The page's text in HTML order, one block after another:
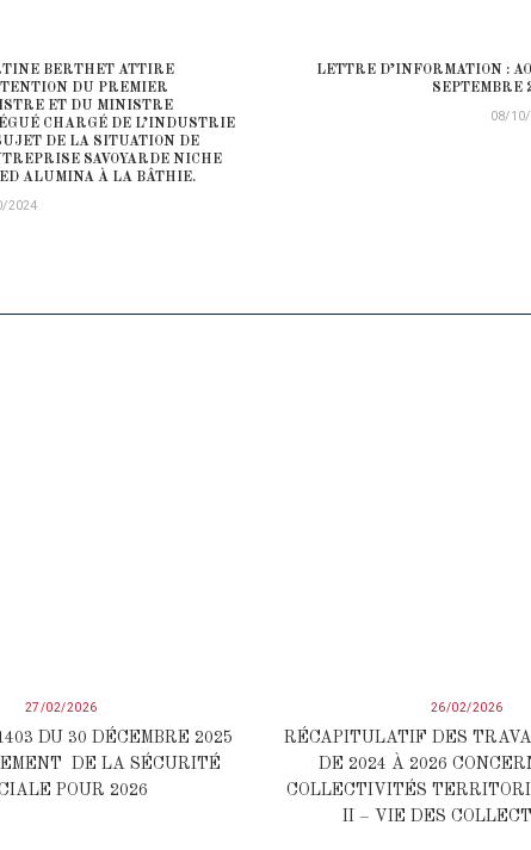
post:BERTHET ATTIRE
DU PREMIER
ET DU MINISTRE
CHARGÉ DE L’INDUSTRIE
DE LA SITUATION DE
SAVOYARDE NICHE
ALUMINA À LA BÂTHIE.
2024
LETTRE D’INFORMATION :
SEPTEMBRE
08/
27/02/2026
DU 30 DÉCEMBRE 2025
DE LA SÉCURITÉ
POUR 2026
26/02/2026
RÉCAPITULATIF DES
DE 2024 À 2026
COLLECTIVITÉS
II – VIE DES